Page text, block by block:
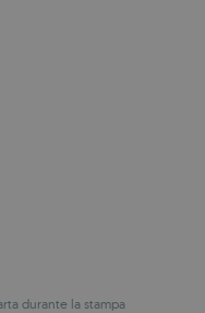
durante la stampa